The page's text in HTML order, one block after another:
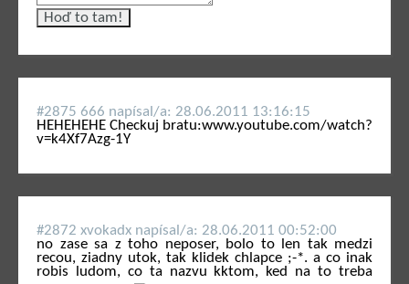
#2875 666 napí­sal/a: 28.06.2011 13:16:15
HEHEHEHE Checkuj bratu:www.youtube.com/watch?
v=k4Xf7Azg-1Y
#2872 xvokadx napí­sal/a: 28.06.2011 00:52:00
no zase sa z toho neposer, bolo to len tak medzi
recou, ziadny utok, tak klidek chlapce ;-*. a co inak
robis ludom, co ta nazvu kktom, ked na to treba